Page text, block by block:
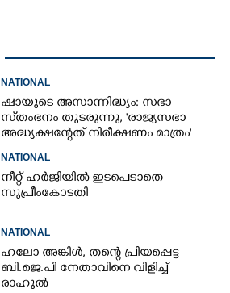
NATIONAL
ഷായുടെ അസാന്നിദ്ധ്യം: സഭാ
സ്‌തംഭനം തുടരുന്നു, 'രാജ്യസഭാ
അദ്ധ്യക്ഷന്റേത് നിരീക്ഷണം മാത്രം'
NATIONAL
നീറ്റ് ഹർജിയിൽ ഇടപെടാതെ
സുപ്രീംകോടതി
NATIONAL
ഹലോ അങ്കിൾ,​ തന്റെ പ്രിയപ്പെട്ട
ബി.ജെ.പി നേതാവിനെ വിളിച്ച്
രാഹുൽ